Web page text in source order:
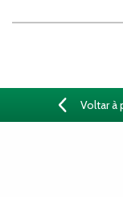
Voltar à